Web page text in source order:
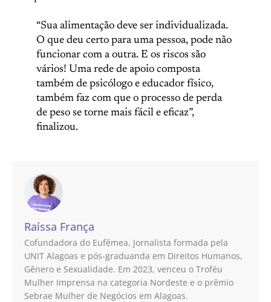
“Sua alimentação deve ser individualizada.
O que deu certo para uma pessoa, pode não
funcionar com a outra. E os riscos são
vários! Uma rede de apoio composta
também de psicólogo e educador físico,
também faz com que o processo de perda
de peso se torne mais fácil e eficaz”,
finalizou.
Raíssa França
Cofundadora do Eufêmea, Jornalista formada pela
UNIT Alagoas e pós-graduanda em Direitos Humanos,
Gênero e Sexualidade. Em 2023, venceu o Troféu
Mulher Imprensa na categoria Nordeste e o prêmio
Sebrae Mulher de Negócios em Alagoas.